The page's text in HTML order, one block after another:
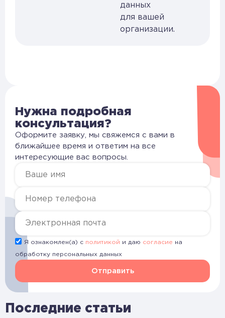
данных
для вашей
организации.
Последние статьи
Нужна подробная
консультация?
Оформите заявку, мы свяжемся с вами в
ближайшее время и ответим на все
интересующие вас вопросы.
Я ознакомлен(а) с политикой и даю согласие на
обработку персональных данных
Отправить